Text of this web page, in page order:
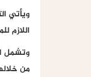
ويأتي
اللازم
وتشمل
من